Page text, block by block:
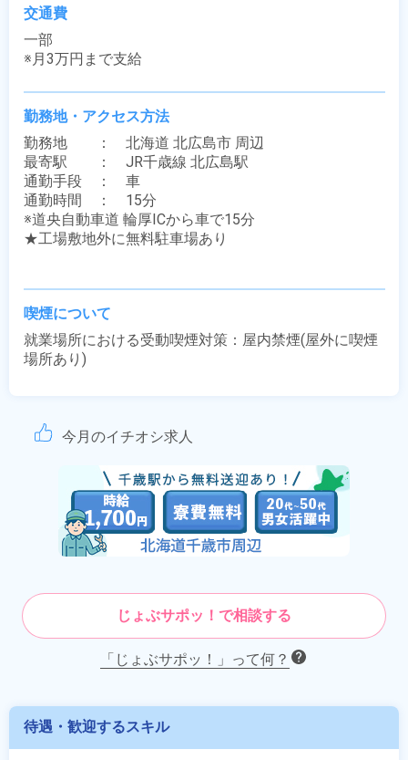
交通費
一部
※月3万円まで支給
勤務地・アクセス方法
勤務地　　：　北海道 北広島市 周辺
最寄駅　　：　JR千歳線 北広島駅
通勤手段　：　車
通勤時間　：　15分
※道央自動車道 輪厚ICから車で15分
★工場敷地外に無料駐車場あり
喫煙について
就業場所における受動喫煙対策：屋内禁煙(屋外に喫煙
場所あり)
今月のイチオシ求人
じょぶサポッ！で相談する
「じょぶサポッ！」って何？
待遇・歓迎するスキル